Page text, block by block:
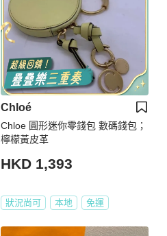
Chloé
Chloe 圓形迷你零錢包 數碼錢包；
檸檬黃皮革
HKD 1,393
狀況尚可 本地 免運